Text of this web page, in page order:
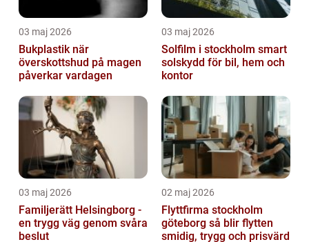
03 maj 2026
Bukplastik när
överskottshud på magen
påverkar vardagen
03 maj 2026
Solfilm i stockholm smart
solskydd för bil, hem och
kontor
03 maj 2026
Familjerätt Helsingborg -
en trygg väg genom svåra
beslut
02 maj 2026
Flyttfirma stockholm
göteborg så blir flytten
smidig, trygg och prisvärd